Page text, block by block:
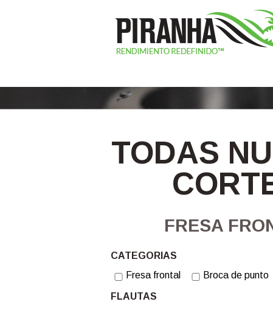
TODAS
FRESA
CATEGORIAS
Fresa frontal
Broca de punto
FLAUTAS